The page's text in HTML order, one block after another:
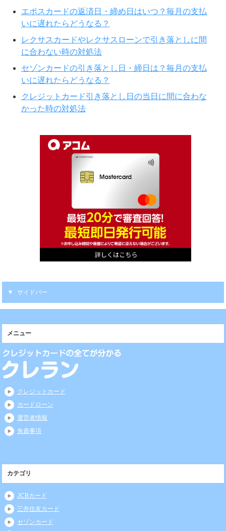
エポスカードの返済日・締め日はいつ？毎月の支払
いに遅れたらどうなる？
レクサスカードやレクサスローンで引き落としに間
に合わない時の対処法
セゾンカードの引き落とし日・締日は？毎月の支払
いに遅れたらどうなる？
クレジットカード引き落とし日の当日に間に合わな
かった時の対処法
サイドバー
メニュー
クレジットカード
カードローン
運営者情報
免責事項
カテゴリ
JCBカード
三井住友カード
セゾンカード